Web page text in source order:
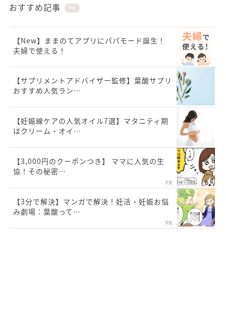
おすすめ記事 PR
【New】ままのてアプリにパパモード誕生！
夫婦で使える！
【サプリメントアドバイザー監修】葉酸サプリ
おすすめ人気ラン…
【妊娠線ケアの人気オイル7選】マタニティ期
はクリーム・オイ…
【3,000円のクーポンつき】 ママに人気の生
協！その秘密…
PR
【3分で解決】マンガで解決！妊活・妊娠お悩
み劇場：葉酸って…
PR